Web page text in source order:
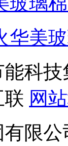
华美
科
网
限公